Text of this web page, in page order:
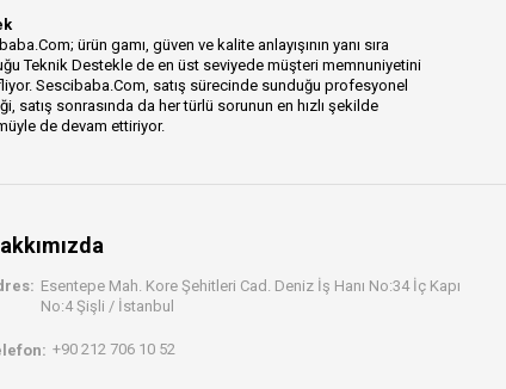
ürün gamı, güven ve kalite anlayışının yanı sıra
Teknik Destekle de en üst seviyede müşteri memnuniyetini
Sescibaba.Com, satış sürecinde sunduğu profesyonel
satış sonrasında da her türlü sorunun en hızlı şekilde
de devam ettiriyor.
Esentepe Mah. Kore Şehitleri Cad. Deniz İş Hanı No:34 İç Kapı
No:4 Şişli / İstanbul
+90 212 706 10 52